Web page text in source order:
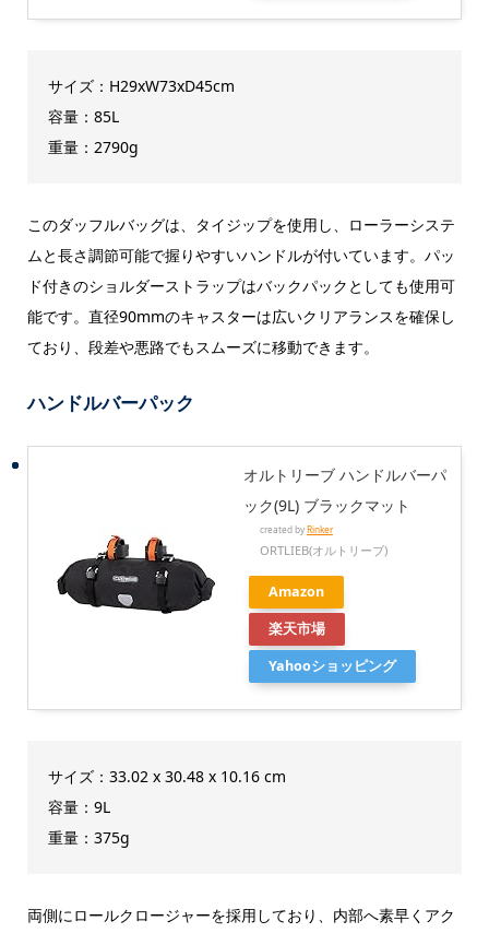
サイズ：H29xW73xD45cm
容量：85L
重量：2790g
このダッフルバッグは、タイジップを使用し、ローラーシステ
ムと長さ調節可能で握りやすいハンドルが付いています。パッ
ド付きのショルダーストラップはバックパックとしても使用可
能です。直径90mmのキャスターは広いクリアランスを確保し
ており、段差や悪路でもスムーズに移動できます。
ハンドルバーパック
オルトリーブ ハンドルバーパ
ック(9L) ブラックマット
created byRinker
ORTLIEB(オルトリーブ)
Amazon
楽天市場
Yahooショッピング
サイズ：33.02 x 30.48 x 10.16 cm
容量：9L
重量：375g
両側にロールクロージャーを採用しており、内部へ素早くアク